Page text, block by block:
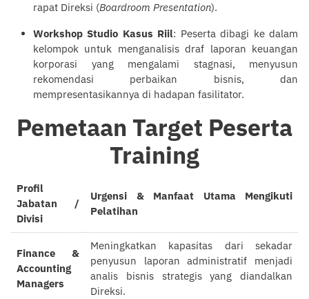
rapat Direksi (Boardroom Presentation).
Workshop Studio Kasus Riil: Peserta dibagi ke dalam
kelompok untuk menganalisis draf laporan keuangan
korporasi yang mengalami stagnasi, menyusun
rekomendasi perbaikan bisnis, dan
mempresentasikannya di hadapan fasilitator.
Pemetaan Target Peserta
Training
Profil
Jabatan /
Divisi
Urgensi & Manfaat Utama Mengikuti
Pelatihan
Finance &
Accounting
Managers
Meningkatkan kapasitas dari sekadar
penyusun laporan administratif menjadi
analis bisnis strategis yang diandalkan
Direksi.